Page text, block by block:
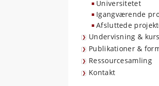
Universitetet
Igangværende
Afsluttede
Undervisning &
Publikationer &
Ressourcesamling
Kontakt